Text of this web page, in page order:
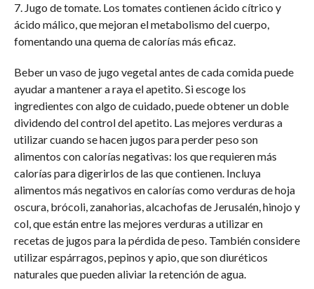
7. Jugo de tomate. Los tomates contienen ácido cítrico y
ácido málico, que mejoran el metabolismo del cuerpo,
fomentando una quema de calorías más eficaz.
Beber un vaso de jugo vegetal antes de cada comida puede
ayudar a mantener a raya el apetito. Si escoge los
ingredientes con algo de cuidado, puede obtener un doble
dividendo del control del apetito. Las mejores verduras a
utilizar cuando se hacen jugos para perder peso son
alimentos con calorías negativas: los que requieren más
calorías para digerirlos de las que contienen. Incluya
alimentos más negativos en calorías como verduras de hoja
oscura, brócoli, zanahorias, alcachofas de Jerusalén, hinojo y
col, que están entre las mejores verduras a utilizar en
recetas de jugos para la pérdida de peso. También considere
utilizar espárragos, pepinos y apio, que son diuréticos
naturales que pueden aliviar la retención de agua.